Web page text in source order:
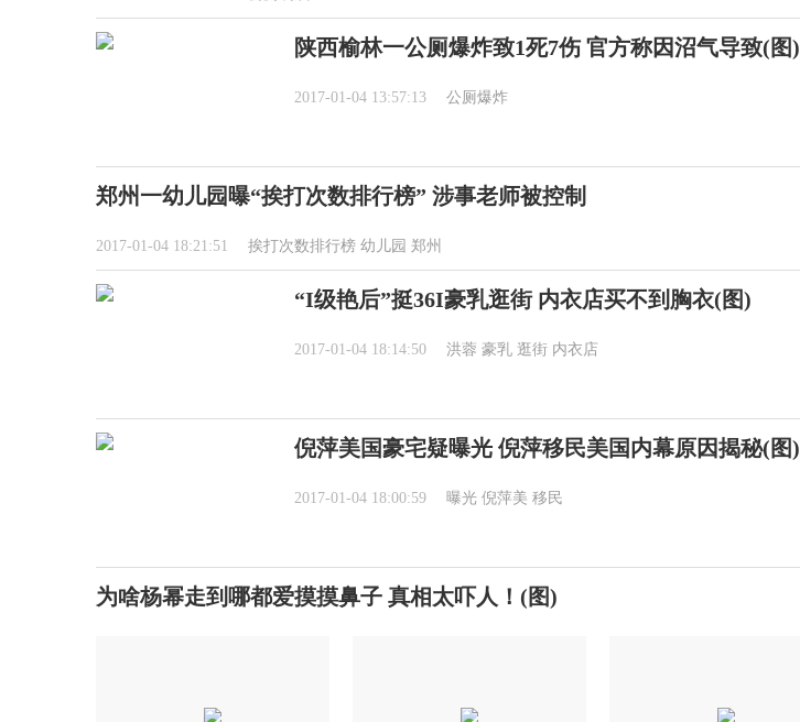
陕西榆林一公厕爆炸致1死7伤 官方称因沼气导致(图)
2017-01-04 13:57:13 公厕爆炸
郑州一幼儿园曝“挨打次数排行榜” 涉事老师被控制
2017-01-04 18:21:51 挨打次数排行榜 幼儿园 郑州
“I级艳后”挺36I豪乳逛街 内衣店买不到胸衣(图)
2017-01-04 18:14:50 洪蓉 豪乳 逛街 内衣店
倪萍美国豪宅疑曝光 倪萍移民美国内幕原因揭秘(图)
2017-01-04 18:00:59 曝光 倪萍美 移民
为啥杨幂走到哪都爱摸摸鼻子 真相太吓人！(图)